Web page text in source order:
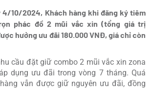
10/2024, Khách hàng khi đăng ký tiêm
phác đồ 2 mũi vắc xin (tổng giá trị
hưởng ưu đãi 180.000 VNĐ, giá chỉ còn
cầu đặt giữ combo 2 mũi vắc xin zona
dụng ưu đãi trong vòng 7 tháng. Quá
vẫn được giữ nguyên ưu đãi, đồng